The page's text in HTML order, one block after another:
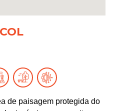
de paisagem protegida do